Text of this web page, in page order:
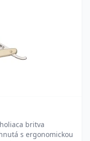
britva
s ergonomickou